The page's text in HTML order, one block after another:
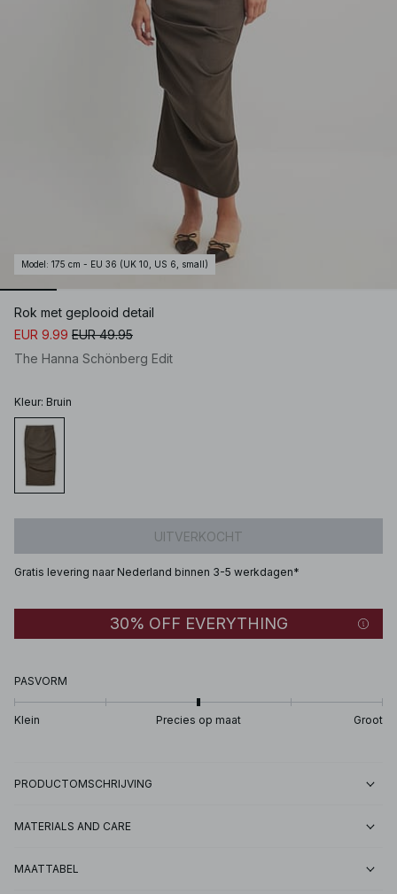
Model : 175 cm - EU 36 (UK 10, US 6, small)
Rok met geplooid detail
EUR 9.99 EUR 49.95
The Hanna Schönberg Edit
Kleur: Bruin
UITVERKOCHT
Gratis levering naar Nederland binnen 3-5 werkdagen*
30% OFF EVERYTHING
PASVORM
Klein Precies op maat Groot
PRODUCTOMSCHRIJVING
MATERIALS AND CARE
MAATTABEL